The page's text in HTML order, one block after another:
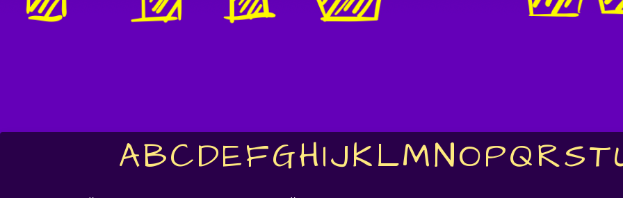
ABCDEFGHIJKLMNOPQRST